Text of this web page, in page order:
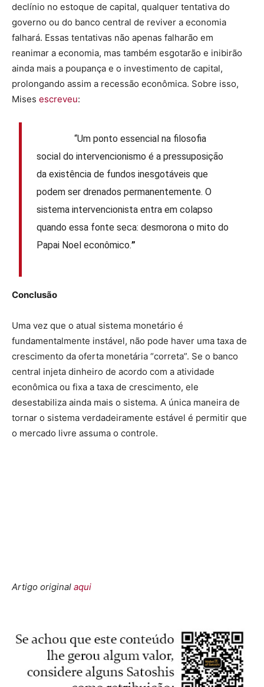
declínio no estoque de capital, qualquer tentativa do
governo ou do banco central de reviver a economia
falhará. Essas tentativas não apenas falharão em
reanimar a economia, mas também esgotarão e inibirão
ainda mais a poupança e o investimento de capital,
prolongando assim a recessão econômica. Sobre isso,
Mises escreveu:
“Um ponto essencial na filosofia
social do intervencionismo é a pressuposição
da existência de fundos inesgotáveis que
podem ser drenados permanentemente. O
sistema intervencionista entra em colapso
quando essa fonte seca: desmorona o mito do
Papai Noel econômico.”
Conclusão
Uma vez que o atual sistema monetário é
fundamentalmente instável, não pode haver uma taxa de
crescimento da oferta monetária “correta”. Se o banco
central injeta dinheiro de acordo com a atividade
econômica ou fixa a taxa de crescimento, ele
desestabiliza ainda mais o sistema. A única maneira de
tornar o sistema verdadeiramente estável é permitir que
o mercado livre assuma o controle.
Artigo original aqui